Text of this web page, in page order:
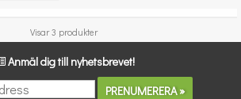
Visar 3 produkter
Anmäl dig till nyhetsbrevet!